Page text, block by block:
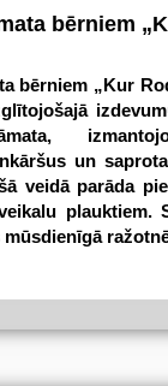
bērniem
bērniem „Kur
un
veidā parāda
plauktiem.